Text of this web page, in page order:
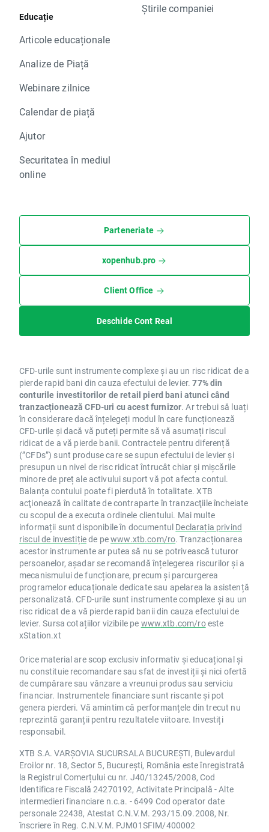
Educație
Articole educaționale
Analize de Piață
Webinare zilnice
Calendar de piață
Ajutor
Securitatea în mediul
online
Știrile companiei
Parteneriate
xopenhub.pro
Client Office
Deschide Cont Real
CFD-urile sunt instrumente complexe și au un risc ridicat de a
pierde rapid bani din cauza efectului de levier.77% din
conturile investitorilor de retail pierd bani atunci când
tranzacționează CFD-uri cu acest furnizor. Ar trebui să luați
în considerare dacă înțelegeți modul în care funcționează
CFD-urile și dacă vă puteți permite să vă asumați riscul
ridicat de a vă pierde banii. Contractele pentru diferență
(”CFDs”) sunt produse care se supun efectului de levier și
presupun un nivel de risc ridicat întrucât chiar și mișcările
minore de preț ale activului suport vă pot afecta contul.
Balanța contului poate fi pierdută în totalitate. XTB
acţionează în calitate de contraparte în tranzacţiile încheiate
cu scopul de a executa ordinele clientului. Mai multe
informații sunt disponibile în documentul Declarația privind
riscul de investițiede pewww.xtb.com/ro. Tranzacționarea
acestor instrumente ar putea să nu se potrivească tuturor
persoanelor, așadar se recomandă înțelegerea riscurilor și a
mecanismului de funcționare, precum și parcurgerea
programelor educaționale dedicate sau apelarea la asistență
personalizată. CFD-urile sunt instrumente complexe și au un
risc ridicat de a vă pierde rapid banii din cauza efectului de
levier. Sursa cotațiilor vizibile pe www.xtb.com/roeste
xStation.xt
Orice material are scop exclusiv informativ și educațional și
nu constituie recomandare sau sfat de investiții și nici ofertă
de cumpărare sau vânzare a vreunui produs sau serviciu
financiar. Instrumentele financiare sunt riscante și pot
genera pierderi. Vă amintim că performanțele din trecut nu
reprezintă garanții pentru rezultatele viitoare. Investiți
responsabil.
XTB S.A. VARȘOVIA SUCURSALA BUCUREȘTI, Bulevardul
Eroilor nr. 18, Sector 5, București, România este înregistrată
la Registrul Comerțului cu nr. J40/13245/2008, Cod
Identificare Fiscală 24270192, Activitate Principală - Alte
intermedieri financiare n.c.a. - 6499 Cod operator date
personale 22438, Atestat C.N.V.M. 293/15.09.2008, Nr.
înscriere în Reg. C.N.V.M. PJM01SFIM/400002